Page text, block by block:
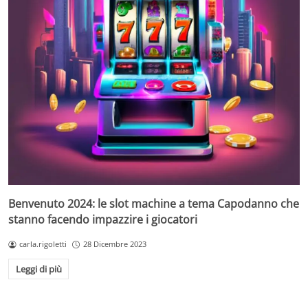
Benvenuto 2024: le slot machine a tema Capodanno che
stanno facendo impazzire i giocatori
carla.rigoletti 28 Dicembre 2023
Leggi di più